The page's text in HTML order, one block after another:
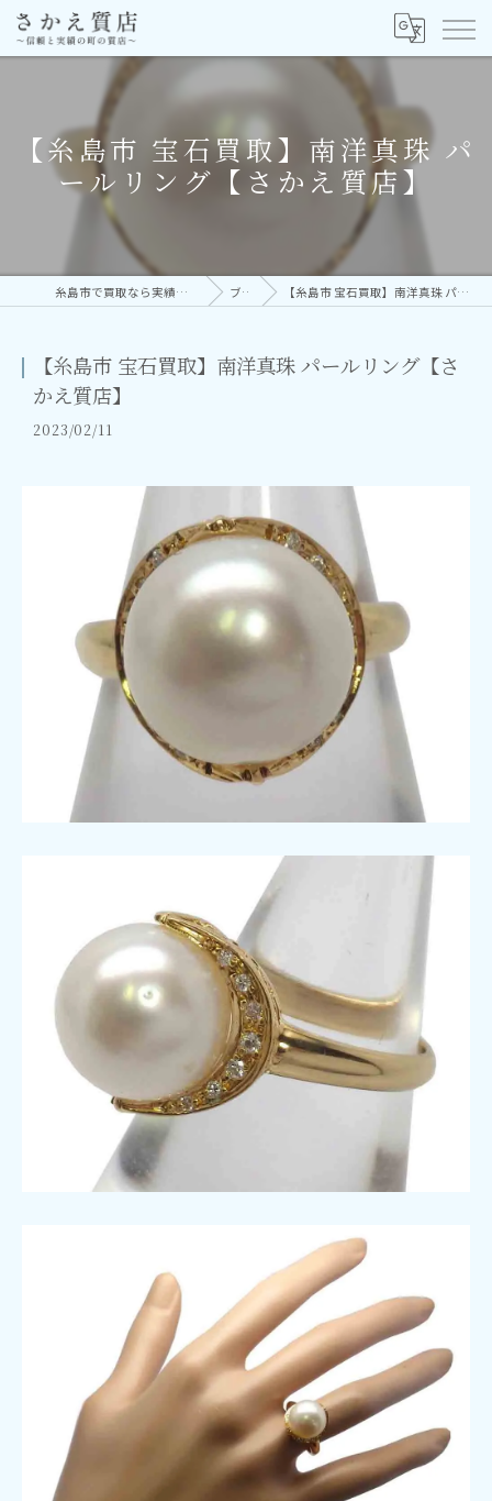
【糸島市 宝石買取】南洋真珠 パ
ールリング【さかえ質店】
糸島市で買取なら実績多数の株式会社さかえ ブログ 【糸島市 宝石買取】南洋真珠 パールリング【さかえ質店】
【糸島市 宝石買取】南洋真珠 パールリング【さ
かえ質店】
2023/02/11